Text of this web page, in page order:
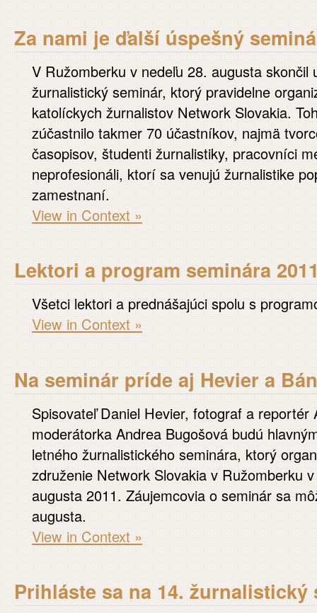
Za nami je ďalší úspešný
V Ružomberku v nedeľu 28. augusta skončil
žurnalistický seminár, ktorý pravidelne
katolíckych žurnalistov Network Slovakia.
zúčastnilo takmer 70 účastníkov, najmä
časopisov, študenti žurnalistiky, pracovníci
neprofesionáli, ktorí sa venujú žurnalistike
zamestnaní.
View in Context »
Lektori a program seminára
Všetci lektori a prednášajúci spolu s
View in Context »
Na seminár príde aj Hevier a Bán
Spisovateľ Daniel Hevier, fotograf a reportér
moderátorka Andrea Bugošová budú
letného žurnalistického seminára, ktorý
združenie Network Slovakia v Ružomberku
augusta 2011. Záujemcovia o seminár sa
augusta.
View in Context »
Prihláste sa na 14. žurnalistický